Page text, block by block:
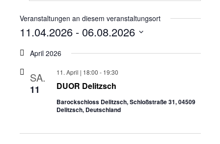
Veranstaltungen an diesem veranstaltungsort
11.04.2026 - 06.08.2026
wählen.
April 2026
SA.
11 DUOR Delitzsch
11. April | 18:00 - 19:30
Barockschloss Delitzsch, Schloßstraße 31, 04509
Delitzsch, Deutschland